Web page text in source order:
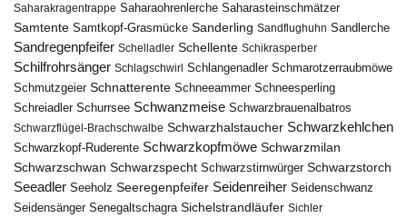
Saharakragentrappe Saharaohrenlerche Saharasteinschmätzer
Samtente Samtkopf-Grasmücke Sanderling Sandflughuhn Sandlerche
Sandregenpfeifer Schelladler Schellente Schikrasperber
Schilfrohrsänger Schlagschwirl Schlangenadler Schmarotzerraubmöwe
Schmutzgeier Schnatterente Schneeammer Schneesperling
Schreiadler Schurrsee Schwanzmeise Schwarzbrauenalbatros
Schwarzflügel-Brachschwalbe Schwarzhalstaucher Schwarzkehlchen
Schwarzkopf-Ruderente Schwarzkopfmöwe Schwarzmilan
Schwarzschwan Schwarzspecht Schwarzstirnwürger Schwarzstorch
Seeadler Seeholz Seeregenpfeifer Seidenreiher Seidenschwanz
Seidensänger Senegaltschagra Sichelstrandläufer Sichler